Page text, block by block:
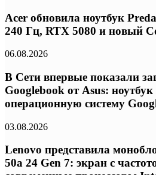
Acer обновила ноутбук
240 Гц, RTX 5080 и новый
06.08.2026
В Сети впервые показали
Googlebook от Asus:
операционную систему
03.08.2026
Lenovo представила
50a 24 Gen 7: экран с